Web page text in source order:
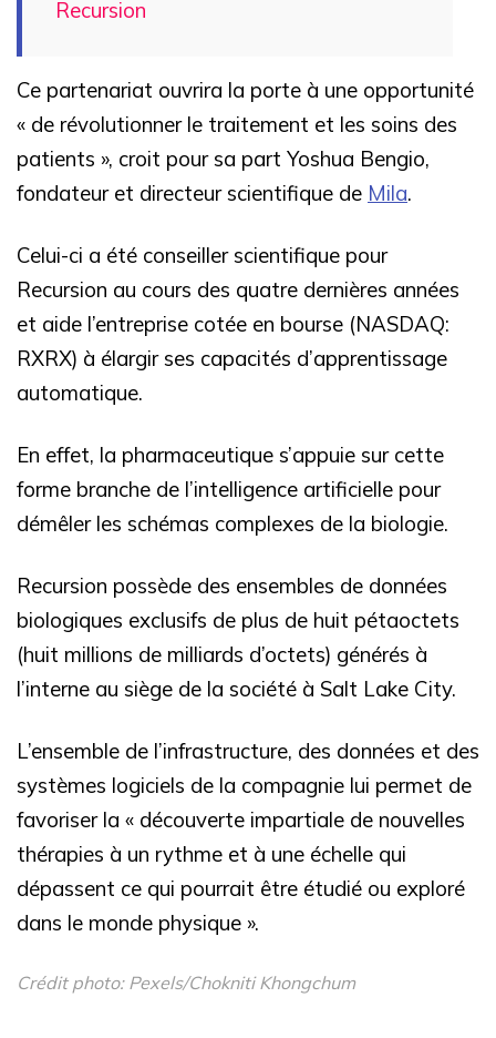
Recursion
Ce partenariat ouvrira la porte à une opportunité
« de révolutionner le traitement et les soins des
patients », croit pour sa part Yoshua Bengio,
fondateur et directeur scientifique de Mila.
Celui-ci a été conseiller scientifique pour
Recursion au cours des quatre dernières années
et aide l’entreprise cotée en bourse (NASDAQ:
RXRX) à élargir ses capacités d’apprentissage
automatique.
En effet, la pharmaceutique s’appuie sur cette
forme branche de l’intelligence artificielle pour
démêler les schémas complexes de la biologie.
Recursion possède des ensembles de données
biologiques exclusifs de plus de huit pétaoctets
(huit millions de milliards d’octets) générés à
l’interne au siège de la société à Salt Lake City.
L’ensemble de l’infrastructure, des données et des
systèmes logiciels de la compagnie lui permet de
favoriser la « découverte impartiale de nouvelles
thérapies à un rythme et à une échelle qui
dépassent ce qui pourrait être étudié ou exploré
dans le monde physique ».
Crédit photo: Pexels/Chokniti Khongchum